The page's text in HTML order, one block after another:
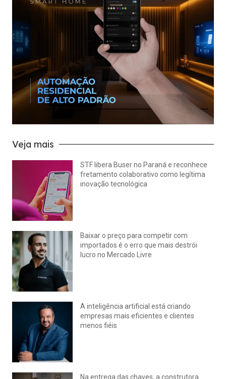
Veja mais
STF libera Buser no Paraná e reconhece
fretamento colaborativo como legítima
inovação tecnológica
Baixar o preço para competir com
importados é o erro que mais destrói
lucro no Mercado Livre
A inteligência artificial está criando
empresas mais eficientes e clientes
menos fiéis
Na entrega das chaves, a construtora